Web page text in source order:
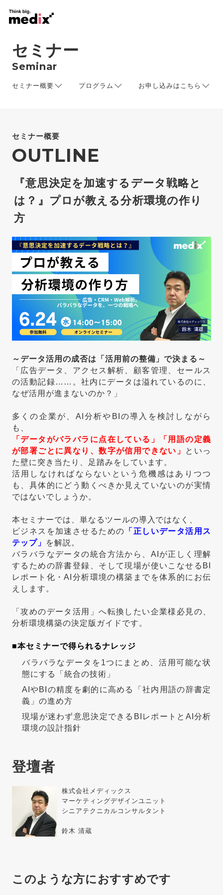
セミナー
Seminar
セミナー概要 プログラム お申し込みはこちら
セミナー概要
OUTLINE
『意思決定を加速するデータ戦略と
は？』プロが教える分析環境の作り
方
～データ活用の成否は「活用前の整備」で決まる～
「広告データ、アクセス解析、顧客管理、セールス
の活動記録……。社内にデータは溢れているのに、
なぜ活用が進まないのか？」
多くの企業が、AI分析やBIの導入を検討しながら
も、
「データがバラバラに点在している」「用語の定義
が部署ごとに異なり、数字が信用できない」
といっ
た壁に突き当たり、足踏みをしています。
活用しなければならないという危機感はありつつ
も、具体的にどう動くべきか見えていないのが実情
ではないでしょうか。
本セミナーでは、単なるツールの導入ではなく、
ビジネスを加速させるための 「正しいデータ活用ス
テップ」
を解説。
バラバラなデータの統合方法から、AIが正しく理解
するための辞書登録、そして現場が使いこなせるBI
レポート化・AI分析環境の構築までを体系的にお伝
えします。
「攻めのデータ活用」へ転換したい企業様必見の、
分析環境構築の決定版ガイドです。
■本セミナーで得られるナレッジ
バラバラなデータを1つにまとめ、活用可能な状
態にする「統合の技術」
AIやBIの精度を劇的に高める「社内用語の辞書定
義」の進め方
現場が迷わず意思決定できるBIレポートとAI分析
環境の設計指針
登壇者
株式会社メディックス
マーケティングデザインユニット
シニアテクニカルコンサルタント
鈴木 清蔵
このような方におすすめです